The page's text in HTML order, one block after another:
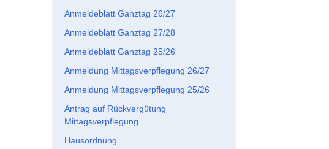
Anmeldeblatt Ganztag 26/27
Anmeldeblatt Ganztag 27/28
Anmeldeblatt Ganztag 25/26
Anmeldung Mittagsverpflegung 26/27
Anmeldung Mittagsverpflegung 25/26
Antrag auf Rückvergütung
Mittagsverpflegung
Hausordnung